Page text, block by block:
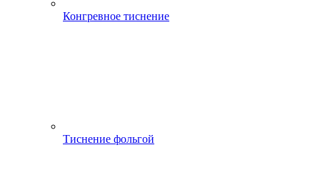
Конгревное тиснение
Тиснение фольгой